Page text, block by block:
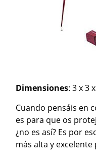
Dimensiones: 3 x 3
Cuando pensáis en
es para que os
¿no es así? Es por
más alta y